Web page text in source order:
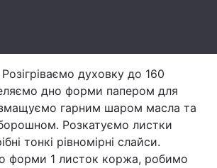
Розігріваємо духовку до 160
дно форми папером для
змащуємо гарним шаром масла та
Розкатуємо листки
тонкі рівномірні слайси.
форми 1 листок коржа, робимо